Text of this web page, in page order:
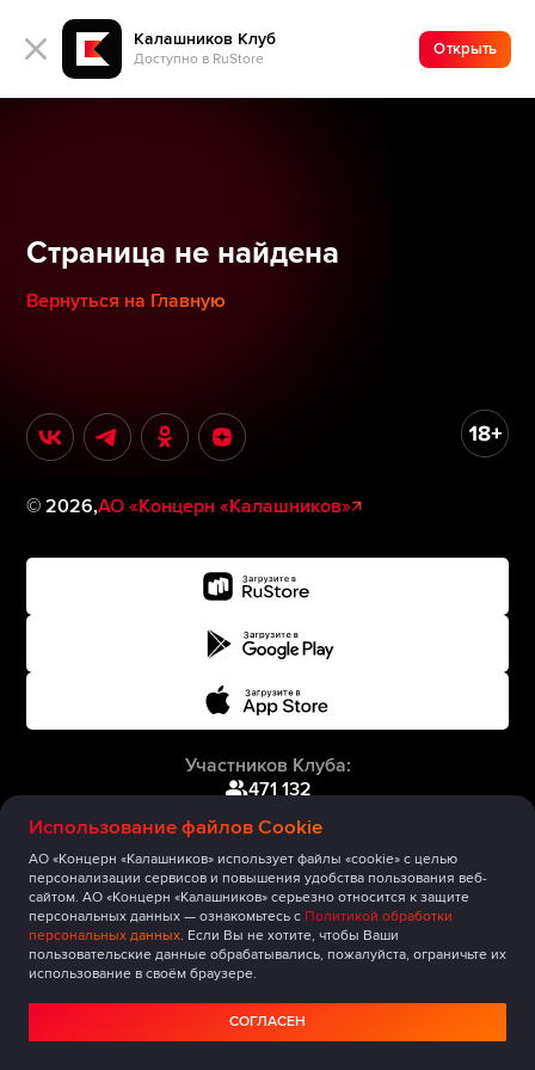
Калашников Клуб
Доступно в RuStore
Открыть
Использование файлов Cookie
АО «Концерн «Калашников» использует файлы «cookie» с целью
персонализации сервисов и повышения удобства пользования веб-
сайтом. АО «Концерн «Калашников» серьезно относится к защите
персональных данных — ознакомьтесь с Политикой обработки
персональных данных. Если Вы не хотите, чтобы Ваши
пользовательские данные обрабатывались, пожалуйста, ограничьте их
использование в своём браузере.
СОГЛАСЕН
Страница не найдена
Вернуться на Главную
©2026,АО «Концерн «Калашников»
Участников Клуба:
471 132